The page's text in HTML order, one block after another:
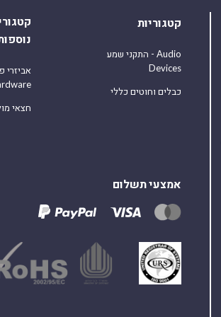
קטגוריות
התקני שמע - Audio
Devices
כבלים וחוטים כללי
אביזרי
חצאי
אמצעי תשלום